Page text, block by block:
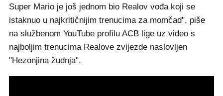
Super Mario je još jednom bio Realov vođa koji se
istaknuo u najkritičnijim trenucima za momčad", piše
na službenom YouTube profilu ACB lige uz video s
najboljim trenucima Realove zvijezde naslovljen
"Hezonjina žudnja".